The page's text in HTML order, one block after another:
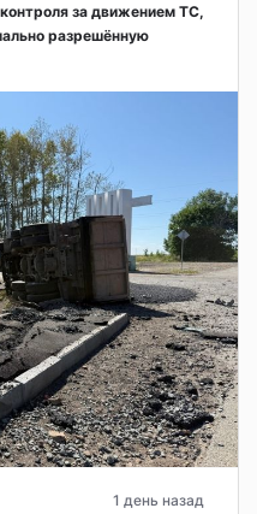
за движением ТС,
разрешённую
1 день назад